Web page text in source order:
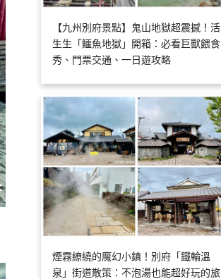
【九州別府景點】鬼山地獄超震撼！活
生生「鱷魚地獄」開箱：必看巨獸餵食
秀、門票交通、一日遊攻略
煙霧繚繞的魔幻小鎮！別府「鐵輪溫
泉」街道散策：不泡湯也能超好玩的旅